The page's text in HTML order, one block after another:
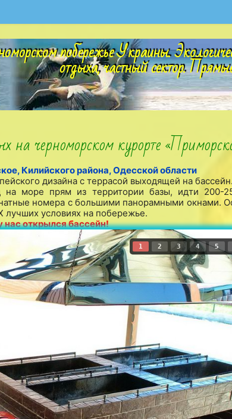
побережье Украины.
отдыха, частный сектор.
черноморском курорте
Килийского района, Одесской области
дизайна с террасой выходящей на
море прям из территории базы, идти 200-
номера с большими панорамными окнами.
условиях на побережье.
нас открылся бассейн!
1 2 3 4 5